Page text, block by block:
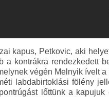
kapus, Petkovic, aki
a kontrákra rendezkedett
végén Melnyik ívelt a
labdabirtoklási fölény
lőttünk a kapujuk